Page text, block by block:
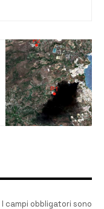
I campi obbligatori sono